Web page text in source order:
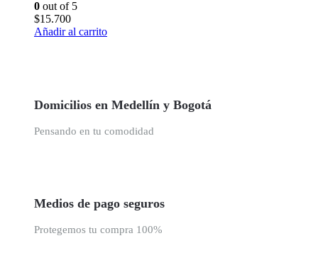
0 out of 5
$15.700
Añadir al carrito
Domicilios en Medellín y Bogotá
Pensando en tu comodidad
Medios de pago seguros
Protegemos tu compra 100%